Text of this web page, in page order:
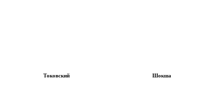
Токовский Шокша